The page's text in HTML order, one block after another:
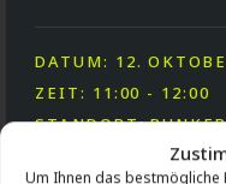
Um Ihnen das bestmögliche
DATUM: 12.
ZEIT: 11:00 - 12:00
STANDORT: